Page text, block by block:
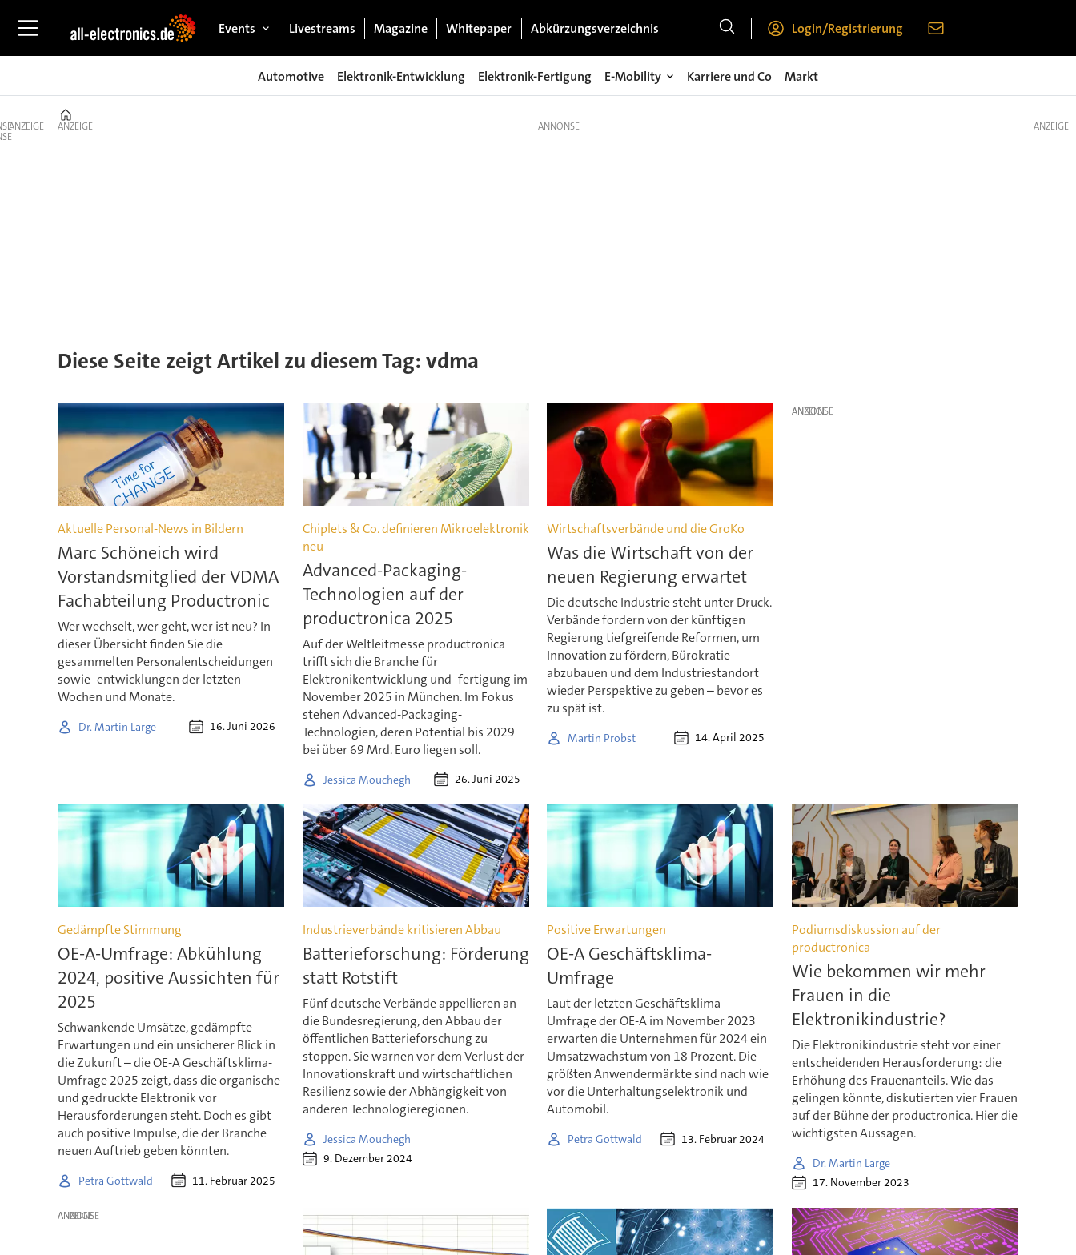
Events Livestreams Magazine Whitepaper Abkürzungsverzeichnis Login/Registrierung
Automotive Elektronik-Entwicklung Elektronik-Fertigung E-Mobility Karriere und Co Markt
ANZEIGE ANZEIGE
Diese Seite zeigt Artikel zu diesem Tag: vdma
Aktuelle Personal-News in Bildern
Marc Schöneich wird
Vorstandsmitglied der VDMA
Fachabteilung Productronic
Wer wechselt, wer geht, wer ist neu? In
dieser Übersicht finden Sie die
gesammelten Personalentscheidungen
sowie -entwicklungen der letzten
Wochen und Monate.
Dr. Martin Large 16. Juni 2026
Chiplets & Co. definieren Mikroelektronik
neu
Advanced-Packaging-
Technologien auf der
productronica 2025
Auf der Weltleitmesse productronica
trifft sich die Branche für
Elektronikentwicklung und -fertigung im
November 2025 in München. Im Fokus
stehen Advanced-Packaging-
Technologien, deren Potential bis 2029
bei über 69 Mrd. Euro liegen soll.
Jessica Mouchegh 26. Juni 2025
Wirtschaftsverbände und die GroKo
Was die Wirtschaft von der
neuen Regierung erwartet
Die deutsche Industrie steht unter Druck.
Verbände fordern von der künftigen
Regierung tiefgreifende Reformen, um
Innovation zu fördern, Bürokratie
abzubauen und dem Industriestandort
wieder Perspektive zu geben – bevor es
zu spät ist.
Martin Probst 14. April 2025
ANZEIGE
Gedämpfte Stimmung
OE-A-Umfrage: Abkühlung
2024, positive Aussichten für
2025
Schwankende Umsätze, gedämpfte
Erwartungen und ein unsicherer Blick in
die Zukunft – die OE-A Geschäftsklima-
Umfrage 2025 zeigt, dass die organische
und gedruckte Elektronik vor
Herausforderungen steht. Doch es gibt
auch positive Impulse, die der Branche
neuen Auftrieb geben könnten.
Petra Gottwald 11. Februar 2025
Industrieverbände kritisieren Abbau
Batterieforschung: Förderung
statt Rotstift
Fünf deutsche Verbände appellieren an
die Bundesregierung, den Abbau der
öffentlichen Batterieforschung zu
stoppen. Sie warnen vor dem Verlust der
Innovationskraft und wirtschaftlichen
Resilienz sowie der Abhängigkeit von
anderen Technologieregionen.
Jessica Mouchegh
9. Dezember 2024
Positive Erwartungen
OE-A Geschäftsklima-
Umfrage
Laut der letzten Geschäftsklima-
Umfrage der OE-A im November 2023
erwarten die Unternehmen für 2024 ein
Umsatzwachstum von 18 Prozent. Die
größten Anwendermärkte sind nach wie
vor die Unterhaltungselektronik und
Automobil.
Petra Gottwald 13. Februar 2024
Podiumsdiskussion auf der
productronica
Wie bekommen wir mehr
Frauen in die
Elektronikindustrie?
Die Elektronikindustrie steht vor einer
entscheidenden Herausforderung: die
Erhöhung des Frauenanteils. Wie das
gelingen könnte, diskutierten vier Frauen
auf der Bühne der productronica. Hier die
wichtigsten Aussagen.
Dr. Martin Large
17. November 2023
ANZEIGE
ANZEIGE